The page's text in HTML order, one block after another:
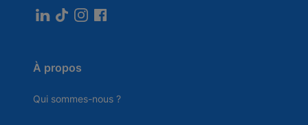
À propos
Qui sommes-nous ?